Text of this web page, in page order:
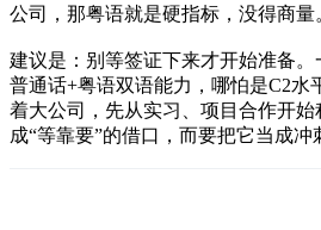
公司，那粤语就是硬指标，没得商量
建议是：别等签证下来才开始准备
普通话+粤语双语能力，哪怕是C2水
着大公司，先从实习、项目合作开
成“等靠要”的借口，而要把它当成冲